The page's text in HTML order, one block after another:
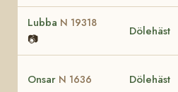
Lubba N 19318
📷
Dölehäst
Onsar N 1636 Dölehäst